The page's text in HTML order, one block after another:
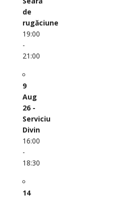
de
rugăciune
19:00
-
21:00
9
Aug
26 -
Serviciu
Divin
16:00
-
18:30
14